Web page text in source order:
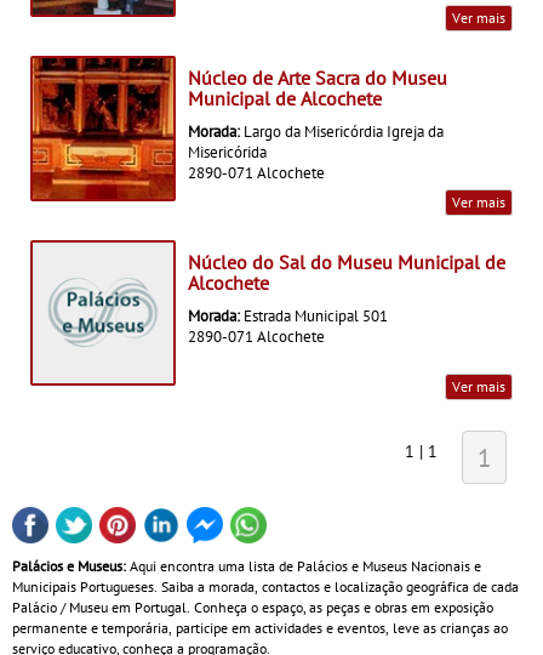
Ver mais
Núcleo de Arte Sacra do Museu
Municipal de Alcochete
Morada: Largo da Misericórdia Igreja da
Misericórida
2890-071 Alcochete
Ver mais
Núcleo do Sal do Museu Municipal de
Alcochete
Morada: Estrada Municipal 501
2890-071 Alcochete
Ver mais
1 | 1 1
Palácios e Museus: Aqui encontra uma lista de Palácios e Museus Nacionais e
Municipais Portugueses. Saiba a morada, contactos e localização geográfica de cada
Palácio / Museu em Portugal. Conheça o espaço, as peças e obras em exposição
permanente e temporária, participe em actividades e eventos, leve as crianças ao
serviço educativo, conheça a programação.